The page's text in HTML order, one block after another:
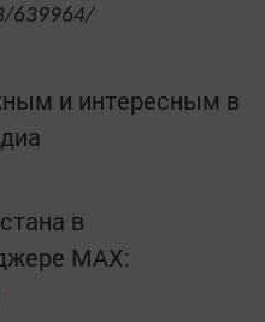
639964/
и интересным в
в
MАХ: